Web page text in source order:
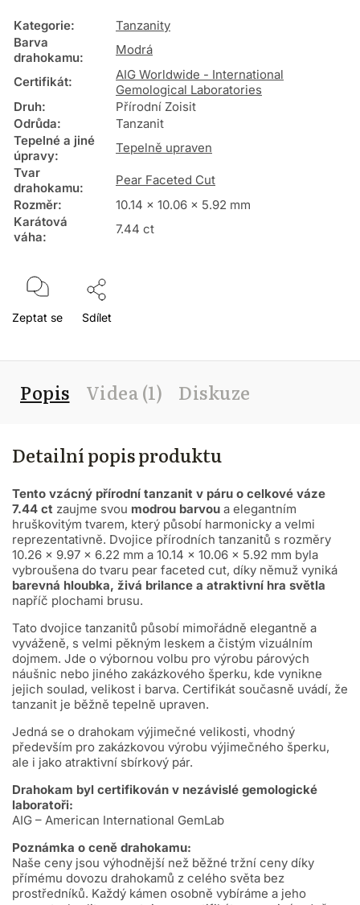
Kategorie:
Tanzanity
Barva
drahokamu:
Modrá
Certifikát:
AIG Worldwide - International
Gemological Laboratories
Druh:
Přírodní Zoisit
Odrůda:
Tanzanit
Tepelné a jiné
úpravy:
Tepelně upraven
Tvar
drahokamu:
Pear Faceted Cut
Rozměr:
10.14 x 10.06 x 5.92 mm
Karátová
váha:
7.44 ct
Zeptat se Sdílet
Popis Videa (1) Diskuze
Detailní popis produktu
Tento vzácný přírodní tanzanit v páru o celkové váze
7.44 ct zaujme svou modrou barvou a elegantním
hruškovitým tvarem, který působí harmonicky a velmi
reprezentativně. Dvojice přírodních tanzanitů s rozměry
10.26 × 9.97 × 6.22 mm a 10.14 × 10.06 × 5.92 mm byla
vybroušena do tvaru pear faceted cut, díky němuž vyniká
barevná hloubka, živá brilance a atraktivní hra světla
napříč plochami brusu.
Tato dvojice tanzanitů působí mimořádně elegantně a
vyváženě, s velmi pěkným leskem a čistým vizuálním
dojmem. Jde o výbornou volbu pro výrobu párových
náušnic nebo jiného zakázkového šperku, kde vynikne
jejich soulad, velikost i barva. Certifikát současně uvádí, že
tanzanit je běžně tepelně upraven.
Jedná se o drahokam výjimečné velikosti, vhodný
především pro zakázkovou výrobu výjimečného šperku,
ale i jako atraktivní sbírkový pár.
Drahokam byl certifikován v nezávislé gemologické
laboratoři:
AIG – American International GemLab
Poznámka o ceně drahokamu:
Naše ceny jsou výhodnější než běžné tržní ceny díky
přímému dovozu drahokamů z celého světa bez
prostředníků. Každý kámen osobně vybíráme a jeho